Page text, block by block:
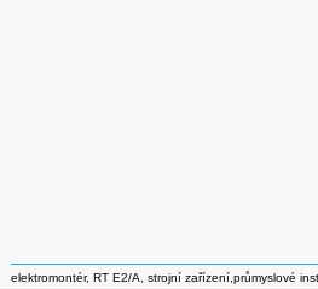
elektromontér, RT E2/A, strojní zařízení,průmyslové